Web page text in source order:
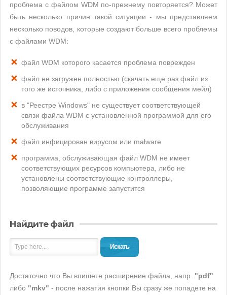
проблема с файлом WDM по-прежнему повторяется? Может
быть несколько причин такой ситуации - мы представляем
несколько поводов, которые создают больше всего проблемы
с файлами WDM:
файл WDM которого касается проблема поврежден
файл не загружен полностью (скачать еще раз файл из
того же источника, либо с приложения сообщения мейл)
в "Реестре Windows" не существует соответствующей
связи файла WDM с установленной программой для его
обслуживания
файл инфицирован вирусом или malware
программа, обслуживающая файл WDM не имеет
соответствующих ресурсов компьютера, либо не
установлены соответствующие контроллеры,
позволяющие программе запустится
Найдите файл
Искать
Достаточно что Вы впишете расширение файла, напр. "pdf"
либо "mkv" - после нажатия кнопки Вы сразу же попадете на